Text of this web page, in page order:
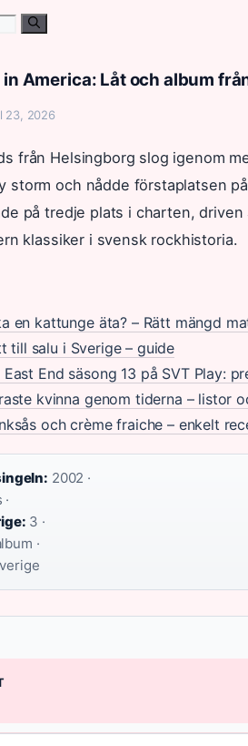
America: Låt och album
23, 2026
från Helsingborg slog igenom
storm och nådde förstaplatsen
på tredje plats i charten,
klassiker i svensk rockhistoria.
en kattunge äta? – Rätt mängd
till salu i Sverige – guide
End säsong 13 på SVT Play:
kvinna genom tiderna – listor
och crème fraiche – enkelt
2002 ·
3 ·
·